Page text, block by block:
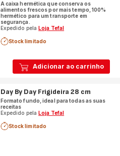
Adicionar ao carrinho
A caixa hermética que conserva os
alimentos frescos por mais tempo, 100%
hermético para um transporte em
segurança.
Expedido pela Loja Tefal
Stock limitado
Day By Day Frigideira 28 cm
Formato fundo, ideal para todas as suas
receitas
Expedido pela Loja Tefal
Stock limitado